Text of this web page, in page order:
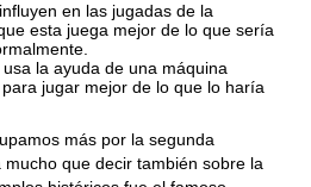
en las jugadas de la
esta juega mejor de lo que sería
la ayuda de una máquina
jugar mejor de lo que lo haría
más por la segunda
que decir también sobre la